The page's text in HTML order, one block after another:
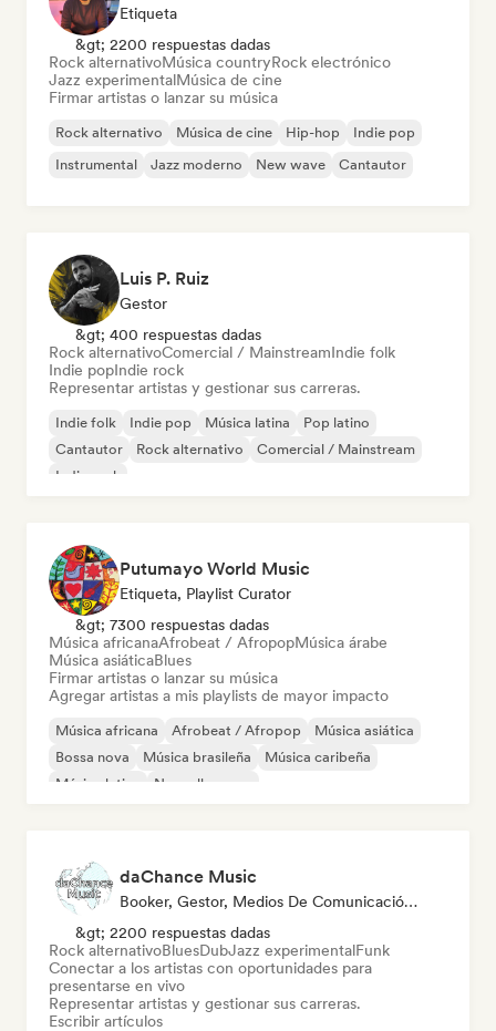
Etiqueta
&gt; 2200 respuestas dadas
Rock alternativoMúsica countryRock electrónico
Jazz experimentalMúsica de cine
Firmar artistas o lanzar su música
Rock alternativo Música de cine Hip-hop
Indie pop
Instrumental
Jazz moderno New wave Cantautor
Luis P. Ruiz
Gestor
&gt; 400 respuestas dadas
Rock alternativoComercial / MainstreamIndie folk
Indie popIndie rock
Representar artistas y gestionar sus carreras.
Indie folk Indie pop Música latina
Pop latino
Cantautor
Rock alternativo
Comercial / Mainstream
Indie rock
Putumayo World Music
Etiqueta, Playlist Curator
&gt; 7300 respuestas dadas
Música africanaAfrobeat / AfropopMúsica árabe
Música asiáticaBlues
Firmar artistas o lanzar su música
Agregar artistas a mis playlists de mayor impacto
Música africana Afrobeat / Afropop
Música asiática
Bossa nova
Música brasileña
Música caribeña
Música latina
Nouvelle scene
daChance Music
Booker, Gestor, Medios De Comunicación/Periodista
&gt; 2200 respuestas dadas
Rock alternativoBluesDubJazz experimentalFunk
Conectar a los artistas con oportunidades para
presentarse en vivo
Representar artistas y gestionar sus carreras.
Escribir artículos